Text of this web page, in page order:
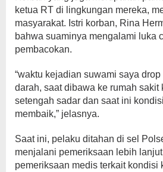
ketua RT di lingkungan mereka,
masyarakat. Istri korban, Rina
bahwa suaminya mengalami luka
pembacokan.
“waktu kejadian suwami saya
darah, saat dibawa ke rumah sakit
setengah sadar dan saat ini
membaik,” jelasnya.
Saat ini, pelaku ditahan di sel
menjalani pemeriksaan lebih
pemeriksaan medis terkait kondisi